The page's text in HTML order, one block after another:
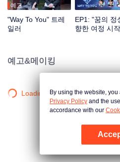
예고
"Way To You" 트레
일러
EP1: "꿈의 정
향한 여정 시작
예고&메이킹
Loading…By using the website,
Privacy Policy and the
accordance with our